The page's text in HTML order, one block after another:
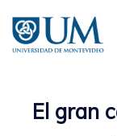
contenido
principal
El gran